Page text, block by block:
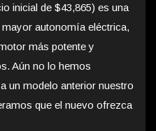
inicial de $43,865) es una
autonomía eléctrica,
más potente y
Aún no lo hemos
un modelo anterior nuestro
que el nuevo ofrezca